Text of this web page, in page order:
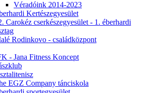
Véradóink 2014-2023
Kertészegyesület
Carokéz cserkészegyesület - 1. éberhardi
Rodinkovo - családközpont
- Jana Fitness Koncept
EGZ Company tánciskola